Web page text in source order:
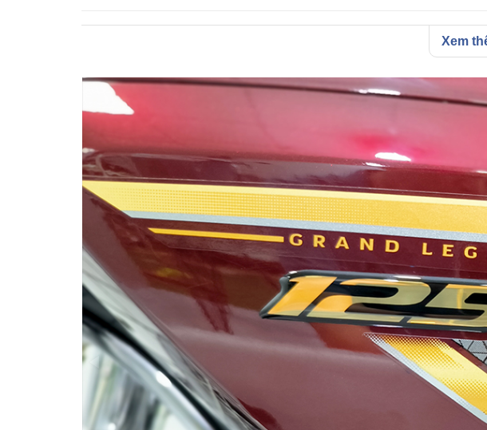
Tem trang trí nổi bật
Honda Dream 125 NCX 2024vẫn giữ nguyên kiểu dáng và
biệt với những bộ tem trang trí giúp phiên bản này đẳng cấp
Đâu tiên là mẫu đồ họa 3D tạo hiệu ứng ở góc yếm, bộ tem
cho dòng xe Dream Thái Zinnày.
Chiều dài từ bánh trước đến bánh sau:
Cân nặng:
Khoảng cách mặt đất:
Chiều cao:
Dung tích bình nhiên liệu:
Góc đối diện:
Thân xe máy:
Kích thước lốp (phía trước):
Kích thước lốp (phía sau):
Xem